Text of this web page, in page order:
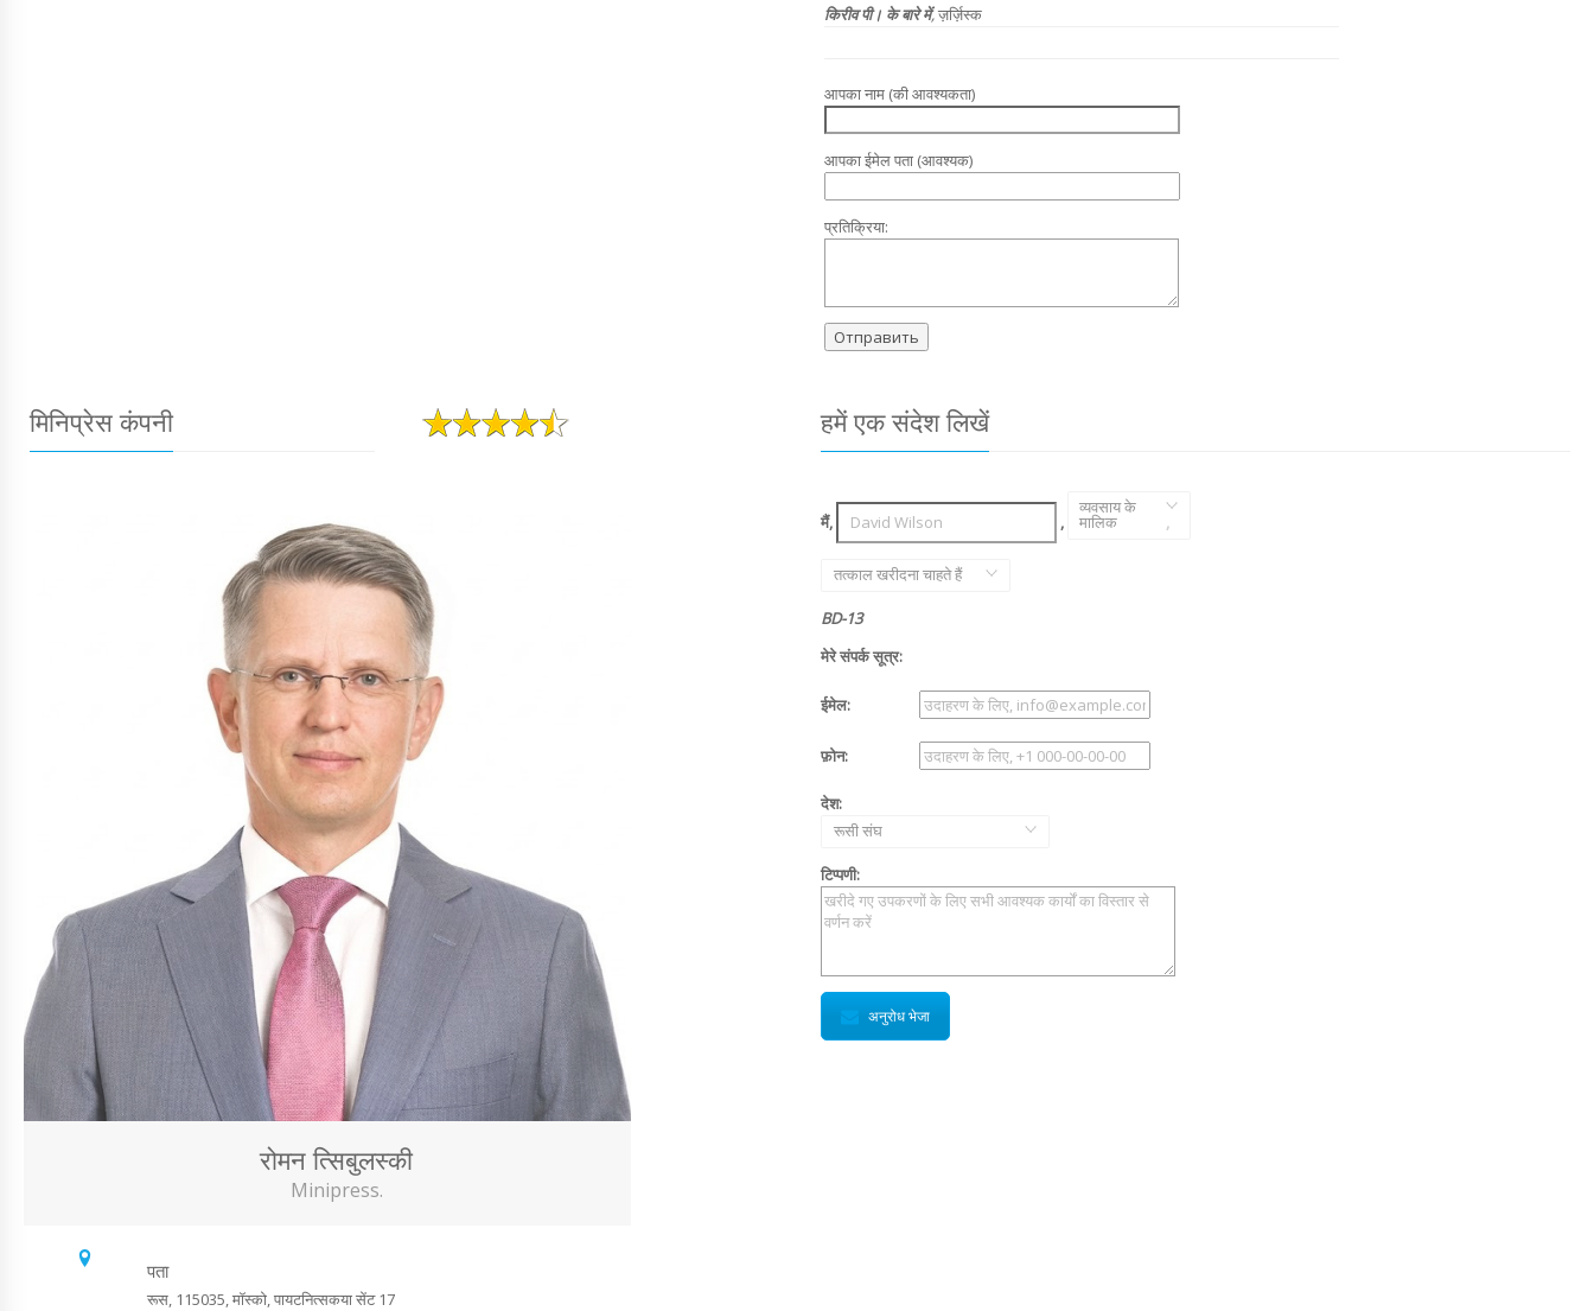
किरीव पी। के बारे में,ज़र्ज़िस्क
आपका नाम (की आवश्यकता)
आपका ईमेल पता (आवश्यक)
प्रतिक्रिया:
मिनिप्रेस कंपनी
रोमन त्सिबुलस्की
Minipress.
पता
रूस, 115035, मॉस्को, पायटनित्सकया सेंट 17
हमें एक संदेश लिखें
मैं, ,
व्यवसाय के
मालिक ,
तत्काल खरीदना चाहते हैं
BD-13
मेरे संपर्क सूत्र:
ईमेल:
फ़ोन:
देश:
रूसी संघ
टिप्पणी:
अनुरोध भेजा